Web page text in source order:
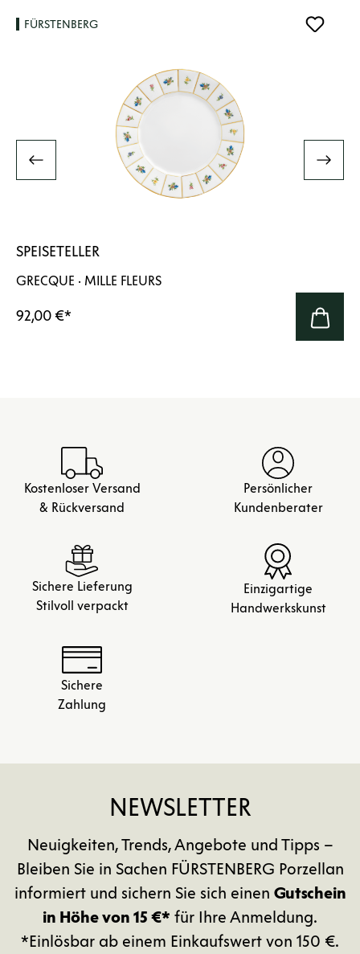
FÜRSTENBERG
SPEISETELLER
GRECQUE · MILLE FLEURS
92,00 €*
Kostenloser Versand
& Rückversand
Persönlicher
Kundenberater
Sichere Lieferung
Stilvoll verpackt
Einzigartige
Handwerkskunst
Sichere
Zahlung
NEWSLETTER
Neuigkeiten, Trends, Angebote und Tipps –
Bleiben Sie in Sachen FÜRSTENBERG Porzellan
informiert und sichern Sie sich einen Gutschein
in Höhe von 15 €* für Ihre Anmeldung.
*Einlösbar ab einem Einkaufswert von 150 €.